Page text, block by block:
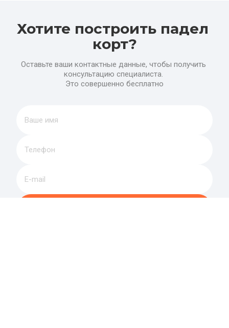
Хотите построить падел
корт?
Оставьте ваши контактные данные, чтобы получить
консультацию специалиста.
Это совершенно бесплатно